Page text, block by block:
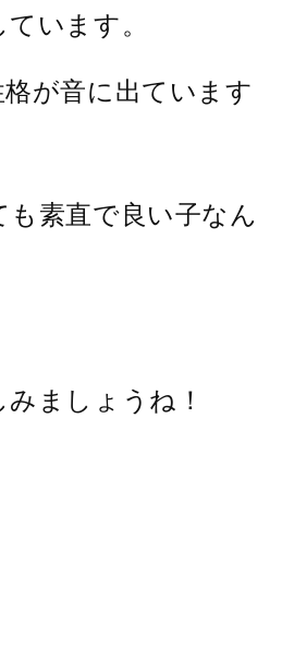
います。
が音に出ています
素直で良い子なん
ましょうね！